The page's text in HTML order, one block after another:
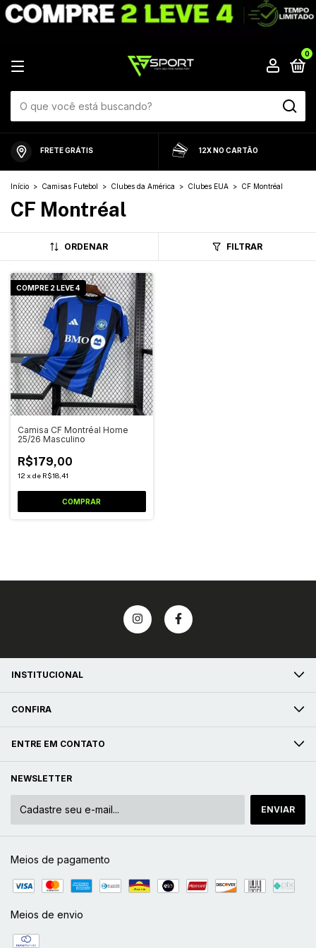
0
FRETE GRÁTIS 12X NO CARTÃO
Início > Camisas Futebol > Clubes da América > Clubes EUA > CF Montréal
CF Montréal
ORDENAR FILTRAR
COMPRE 2 LEVE 4
Camisa CF Montréal Home
25/26 Masculino
R$179,00
12 x de R$18,41
COMPRAR
INSTITUCIONAL
CONFIRA
ENTRE EM CONTATO
NEWSLETTER
Meios de pagamento
Meios de envio